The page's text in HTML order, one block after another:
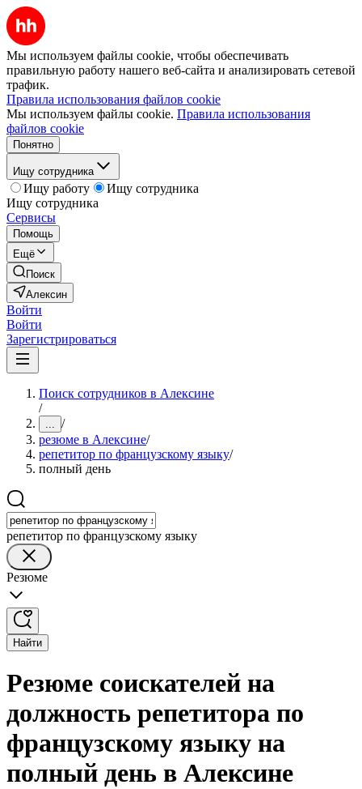
Мы используем файлы cookie, чтобы обеспечивать
правильную работу нашего веб-сайта и анализировать сетевой
трафик.
Правила использования файлов cookie
Мы используем файлы cookie. Правила использования
файлов cookie
Понятно
Ищу сотрудника
Ищу работу
Ищу сотрудника
Ищу сотрудника
Сервисы
Помощь
Ещё
Поиск
Алексин
Войти
Войти
Зарегистрироваться
Поиск сотрудников в Алексине
/
... /
резюме в Алексине/
репетитор по французскому языку/
полный день
репетитор по французскому языку
Резюме
Найти
Резюме соискателей на
должность репетитора по
французскому языку на
полный день в Алексине